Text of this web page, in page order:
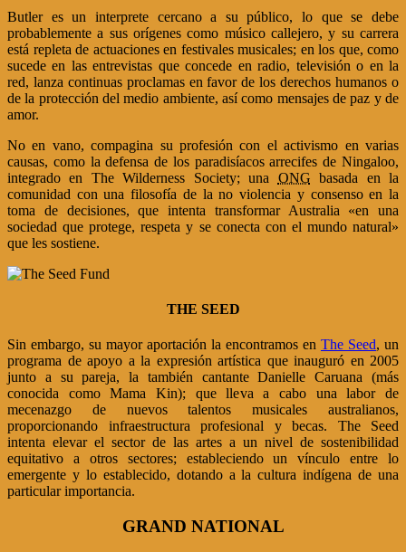
Butler es un interprete cercano a su público, lo que se debe
probablemente a sus orígenes como músico callejero, y su carrera
está repleta de actuaciones en festivales musicales; en los que, como
sucede en las entrevistas que concede en radio, televisión o en la
red, lanza continuas proclamas en favor de los derechos humanos o
de la protección del medio ambiente, así como mensajes de paz y de
amor.
No en vano, compagina su profesión con el activismo en varias
causas, como la defensa de los paradisíacos arrecifes de Ningaloo,
integrado en The Wilderness Society; una ONG basada en la
comunidad con una filosofía de la no violencia y consenso en la
toma de decisiones, que intenta transformar Australia «en una
sociedad que protege, respeta y se conecta con el mundo natural»
que les sostiene.
THE SEED
Sin embargo, su mayor aportación la encontramos en The Seed, un
programa de apoyo a la expresión artística que inauguró en 2005
junto a su pareja, la también cantante Danielle Caruana (más
conocida como Mama Kin); que lleva a cabo una labor de
mecenazgo de nuevos talentos musicales australianos,
proporcionando infraestructura profesional y becas. The Seed
intenta elevar el sector de las artes a un nivel de sostenibilidad
equitativo a otros sectores; estableciendo un vínculo entre lo
emergente y lo establecido, dotando a la cultura indígena de una
particular importancia.
GRAND NATIONAL